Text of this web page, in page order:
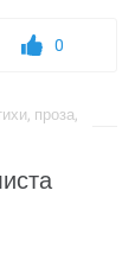
0
проза,